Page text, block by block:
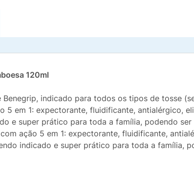
120ml
indicado para todos os tipos de tosse
5 em 1: expectorante, fluidificante, antialérgico,
e super prático para toda a família, podendo
ação 5 em 1: expectorante, fluidificante,
indicado e super prático para toda a família,